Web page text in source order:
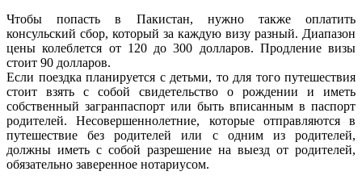
Чтобы попасть в Пакистан, нужно также оплатить
консульский сбор, который за каждую визу разный. Диапазон
цены колеблется от 120 до 300 долларов. Продление визы
стоит 90 долларов.
Если поездка планируется с детьми, то для того путешествия
стоит взять с собой свидетельство о рождении и иметь
собственный загранпаспорт или быть вписанным в паспорт
родителей. Несовершеннолетние, которые отправляются в
путешествие без родителей или с одним из родителей,
должны иметь с собой разрешение на выезд от родителей,
обязательно заверенное нотариусом.